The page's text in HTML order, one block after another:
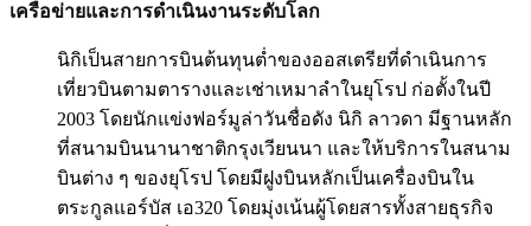
เครือข่ายและการดำเนินงานระดับโลก
นิกิเป็นสายการบินต้นทุนต่ำของออสเตรียที่ดำเนินการ
เที่ยวบินตามตารางและเช่าเหมาลำในยุโรป ก่อตั้งในปี
2003 โดยนักแข่งฟอร์มูล่าวันชื่อดัง นิกิ ลาวดา มีฐานหลัก
ที่สนามบินนานาชาติกรุงเวียนนา และให้บริการในสนาม
บินต่าง ๆ ของยุโรป โดยมีฝูงบินหลักเป็นเครื่องบินใน
ตระกูลแอร์บัส เอ320 โดยมุ่งเน้นผู้โดยสารทั้งสายธุรกิจ